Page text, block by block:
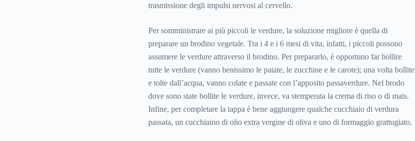
trasmissione degli impulsi nervosi al cervello.
Per somministrare ai più piccoli le verdure, la soluzione migliore è quella di
preparare un brodino vegetale. Tra i 4 e i 6 mesi di vita, infatti, i piccoli possono
assumere le verdure attraverso il brodino. Per prepararlo, è opportuno far bollire
tutte le verdure (vanno benissimo le patate, le zucchine e le carote); una volta bollite
e tolte dall’acqua, vanno colate e passate con l’apposito passaverdure. Nel brodo
dove sono state bollite le verdure, invece, va stemperata la crema di riso o di mais.
Infine, per completare la tappa è bene aggiungere qualche cucchiaio di verdura
passata, un cucchiaino di olio extra vergine di oliva e uno di formaggio grattugiato.